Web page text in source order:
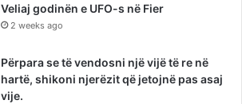
Veliaj godinën e UFO-s në Fier
2 weeks ago
Përpara se të vendosni një vijë të re në
hartë, shikoni njerëzit që jetojnë pas asaj
vije.